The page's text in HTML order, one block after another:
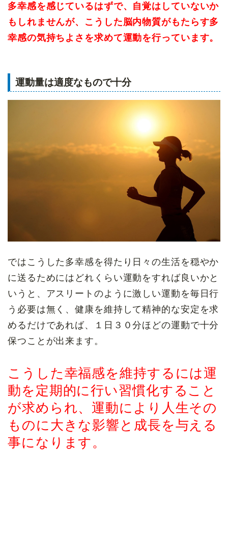
多幸感を感じているはずで、 自覚はしていないか
もしれませんが、こうした脳内物質がもたらす多
幸感の気持ちよさを求めて運動を行っています。
運動量は適度なもので十分
ではこうした多幸感を得たり日々の生活を穏やか
に送るためにはどれくらい運動をすれば良いかと
いうと、アスリートのように激しい運動を毎日行
う必要は無く、健康を維持して精神的な安定を求
めるだけであれば、１日３０分ほどの運動で十分
保つことが出来ます。
こうした幸福感を維持するには運
動を定期的に行い習慣化すること
が求められ、運動により人生その
ものに大きな影響と成長を与える
事になります。